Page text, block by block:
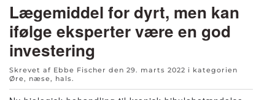
Lægemiddel for dyrt, men kan
ifølge eksperter være en god
investering
Skrevet af Ebbe Fischer den 29. marts 2022 i kategorien
Øre, næse, hals.